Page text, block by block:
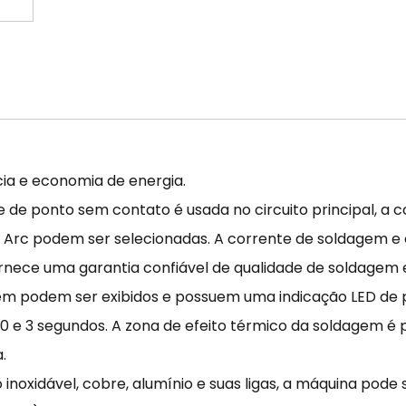
e economia de energia.
ponto sem contato é usada no circuito principal, a
podem ser selecionadas. A corrente de soldagem
uma garantia confiável de qualidade de soldagem
podem ser exibidos e possuem uma indicação LED
e 3 segundos. A zona de efeito térmico da soldagem
cobre, alumínio e suas ligas, a máquina